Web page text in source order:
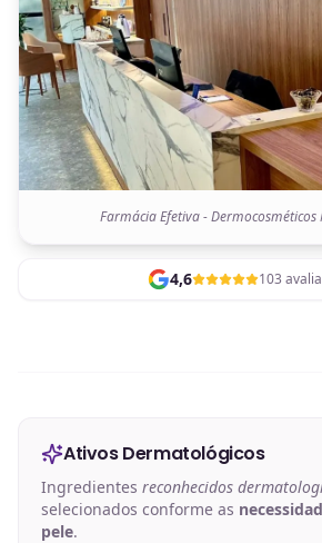
Farmácia Efetiva -
4,6 103
Ativos Dermatológicos
Ingredientes reconhecidos
selecionados conforme as
pele.